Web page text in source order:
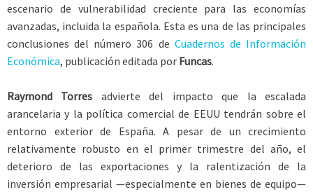
escenario de vulnerabilidad creciente para las economías
avanzadas, incluida la española. Esta es una de las principales
conclusiones del número 306 de Cuadernos de Información
Económica, publicación editada por Funcas.
Raymond Torres advierte del impacto que la escalada
arancelaria y la política comercial de EEUU tendrán sobre el
entorno exterior de España. A pesar de un crecimiento
relativamente robusto en el primer trimestre del año, el
deterioro de las exportaciones y la ralentización de la
inversión empresarial —especialmente en bienes de equipo—